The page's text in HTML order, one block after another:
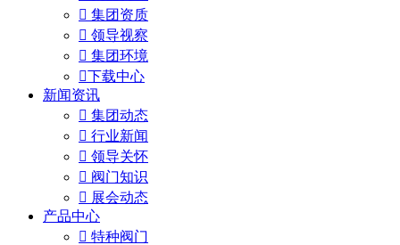
 集团资质
 领导视察
 集团环境
下载中心
新闻资讯
 集团动态
 行业新闻
 领导关怀
 阀门知识
 展会动态
产品中心
 特种阀门